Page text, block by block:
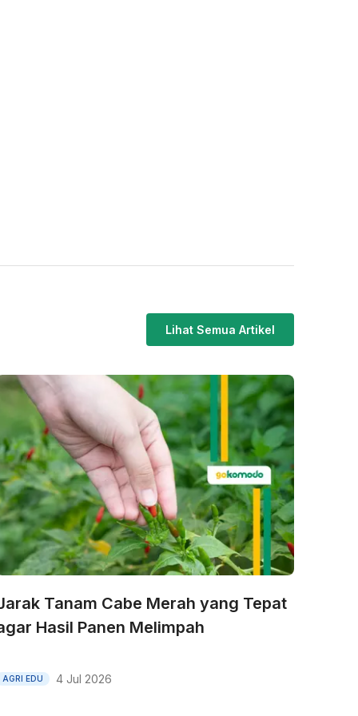
Lihat Semua Artikel
Tanam Cabe Merah yang Tepat
Hasil Panen Melimpah
AGRI EDU 4 Jul 2026